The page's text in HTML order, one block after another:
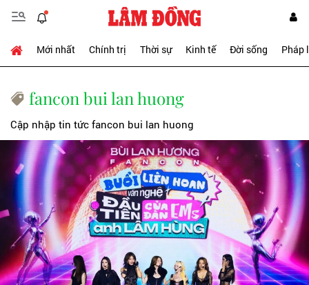
Mới nhất Chính trị Thời sự Kinh tế Đời sống Pháp
fancon bui lan huong
Cập nhập tin tức fancon bui lan huong